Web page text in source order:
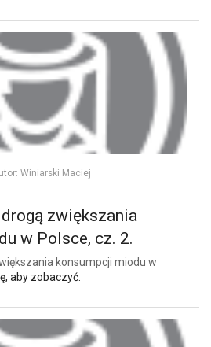
Winiarski Maciej
zwiększania
w Polsce, cz. 2.
konsumpcji miodu w
aby zobaczyć.